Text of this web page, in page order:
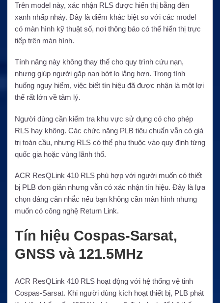
Trên model này, xác nhận RLS được hiển thị bằng đèn
xanh nhấp nháy. Đây là điểm khác biệt so với các model
có màn hình kỹ thuật số, nơi thông báo có thể hiển thị trực
tiếp trên màn hình.
Tính năng này không thay thế cho quy trình cứu nạn,
nhưng giúp người gặp nạn bớt lo lắng hơn. Trong tình
huống nguy hiểm, việc biết tín hiệu đã được nhận là một lợi
thế rất lớn về tâm lý.
Người dùng cần kiểm tra khu vực sử dụng có cho phép
RLS hay không. Các chức năng PLB tiêu chuẩn vẫn có giá
trị toàn cầu, nhưng RLS có thể phụ thuộc vào quy định từng
quốc gia hoặc vùng lãnh thổ.
ACR ResQLink 410 RLS phù hợp với người muốn có thiết
bị PLB đơn giản nhưng vẫn có xác nhận tín hiệu. Đây là lựa
chọn đáng cân nhắc nếu bạn không cần màn hình nhưng
muốn có công nghệ Return Link.
Tín hiệu Cospas-Sarsat,
GNSS và 121.5MHz
ACR ResQLink 410 RLS hoạt động với hệ thống vệ tinh
Cospas-Sarsat. Khi người dùng kích hoạt thiết bị, PLB phát